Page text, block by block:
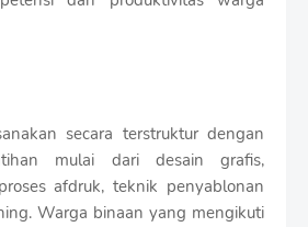
secara terstruktur dengan
mulai dari desain grafis,
afdruk, teknik penyablonan
Warga binaan yang mengikuti